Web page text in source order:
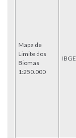
Mapa de
Limite dos
Biomas
1:250.000
IBGE